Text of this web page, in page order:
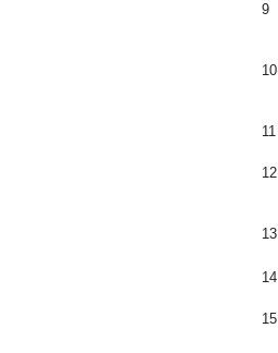
9
10
11
12
13
14
15